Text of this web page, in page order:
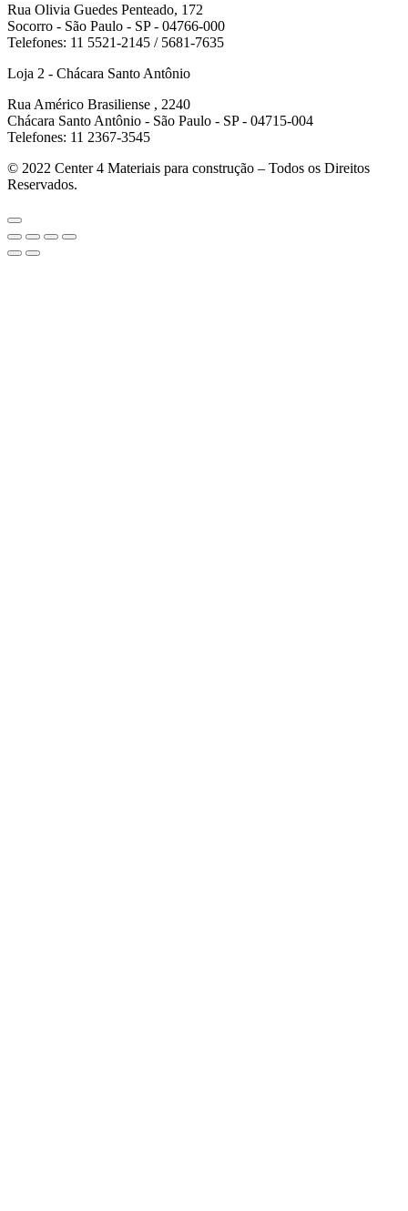
Rua Olivia Guedes Penteado, 172
Socorro - São Paulo - SP - 04766-000
Telefones: 11 5521-2145 / 5681-7635
Loja 2 - Chácara Santo Antônio
Rua Américo Brasiliense , 2240
Chácara Santo Antônio - São Paulo - SP - 04715-004
Telefones: 11 2367-3545
© 2022 Center 4 Materiais para construção – Todos os Direitos
Reservados.